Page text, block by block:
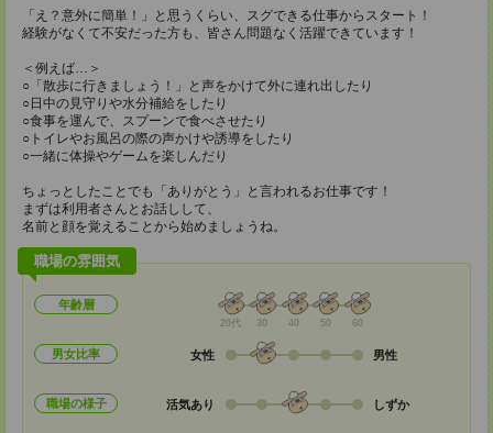
「え？意外に簡単！」と思うくらい、スグできる仕事からスタート！
経験がなくて不安だった方も、皆さん問題なく活躍できています！
＜例えば…＞
○「散歩に行きましょう！」と声をかけて外に連れ出したり
○日中の見守りや水分補給をしたり
○食事を運んで、スプーンで食べさせたり
○トイレやお風呂の際の声かけや誘導をしたり
○一緒に体操やゲームを楽しんだり
ちょっとしたことでも「ありがとう」と言われるお仕事です！
まずは利用者さんとお話しして、
名前と顔を覚えることから始めましょうね。
職場の雰囲気
年齢層
20代 30 40 50 60
男女比率 女性 男性
職場の様子 活気あり しずか